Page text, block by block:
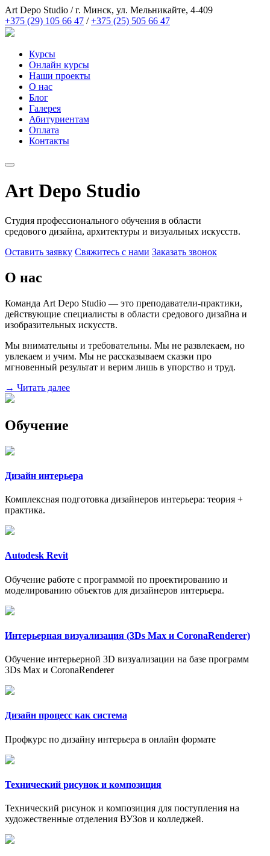
Art Depo Studio /г. Минск, ул. Мельникайте, 4-409
+375 (29) 105 66 47 / +375 (25) 505 66 47
Курсы
Онлайн курсы
Наши проекты
О нас
Блог
Галерея
Абитуриентам
Оплата
Контакты
Art Depo Studio
Студия профессионального обучения в области
средового дизайна, архитектуры и визуальных искусств.
Оставить заявку Свяжитесь с нами Заказать звонок
О нас
Команда Art Depo Studio — это преподаватели-практики,
действующие специалисты в области средового дизайна и
изобразительных искусств.
Мы внимательны и требовательны. Мы не развлекаем, но
увлекаем и учим. Мы не рассказываем сказки про
мгновенный результат и верим лишь в упорство и труд.
→ Читать далее
Обучение
Дизайн интерьера
Комплексная подготовка дизайнеров интерьера: теория +
практика.
Autodesk Revit
Обучение работе с программой по проектированию и
моделированию объектов для дизайнеров интерьера.
Интерьерная визуализация (3Ds Max и CoronaRenderer)
Обучение интерьерной 3D визуализации на базе программ
3Ds Max и CoronaRenderer
Дизайн процесс как система
Профкурс по дизайну интерьера в онлайн формате
Технический рисунок и композиция
Технический рисунок и композиция для поступления на
художественные отделения ВУЗов и колледжей.